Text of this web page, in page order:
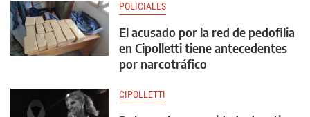
POLICIALES
El acusado por la red de pedofilia
en Cipolletti tiene antecedentes
por narcotráfico
CIPOLLETTI